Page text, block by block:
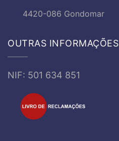
4420-086 Gondomar
OUTRAS INFORMAÇÕES
NIF: 501 634 851